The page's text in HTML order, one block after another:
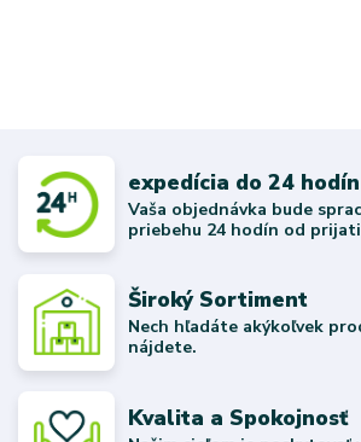
expedícia do 24 hodín
Vaša objednávka bude
priebehu 24 hodín od
Široký Sortiment
Nech hľadáte akýkoľvek
nájdete.
Kvalita a Spokojnosť